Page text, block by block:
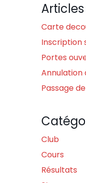
Carte
Inscription
Portes
Annulation
Passage
Club
Cours
Résultats